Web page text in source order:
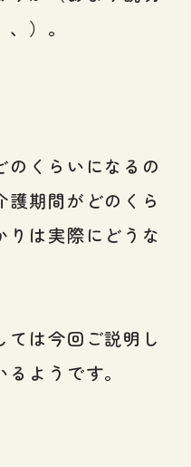
）。
のくらいになるの
期間がどのくら
りは実際にどうな
ては今回ご説明し
ようです。